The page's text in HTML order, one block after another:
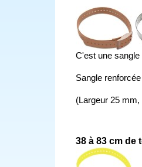
C'est une sangle
Sangle
(Largeur 25
38 à 83 cm de